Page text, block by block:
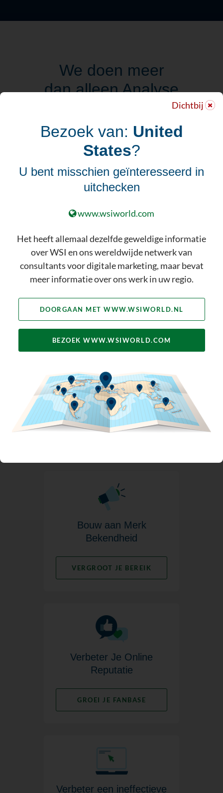
We doen meer
dan alleen Analyse
Het hebben van de juiste analyses
campagnes is van cruciaal belang,
maar als je niet op de juiste
doelgroepen richt, niet met de
optimaliseert voor conversies, wat
je digitale inspanning wilt zien,
moet je de analyses koppelen aan je
andere digitale
marketingactiviteiten.
BEKIJK ONZE VOLLEDIGE SET
AAN DIGITAL MARKETING
SERVICES
Meer Leads & Sales
Bouw aan Merk
Bekendheid
VERGROOT JE BEREIK
Verbeter Je Online
Reputatie
GROEI JE FANBASE
Verbeter een ineffectieve
Dichtbij
Bezoek van: United
States?
U bent misschien geïnteresseerd in
uitchecken
www.wsiworld.com
Het heeft allemaal dezelfde geweldige informatie
over WSI en ons wereldwijde netwerk van
consultants voor digitale marketing, maar bevat
meer informatie over ons werk in uw regio.
DOORGAAN MET WWW.WSIWORLD.NL
BEZOEK WWW.WSIWORLD.COM